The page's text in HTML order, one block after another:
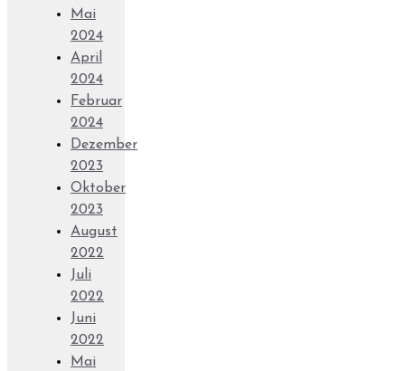
Mai
2024
April
2024
Februar
2024
Dezember
2023
Oktober
2023
August
2022
Juli
2022
Juni
2022
Mai